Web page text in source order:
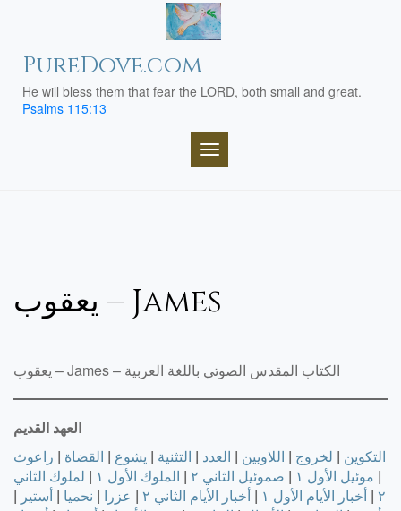
PureDove.com
He will bless them that fear the LORD, both small and great.
Psalms 115:13
TOGGLE NAVIGATION
يعقوب – James
يعقوب – James – الكتاب المقدس الصوتي باللغة العربية
العهد القديم
التكوين | لخروج | اللاويين | العدد | التثنية | يشوع | القضاة | راعوث
| موئيل الأول ١ | صموئيل الثاني ٢ | الملوك الأول ١ | لملوك الثاني
٢ | أخبار الأيام الأول ١ | أخبار الأيام الثاني ٢ | عزرا | نحميا | أستير |